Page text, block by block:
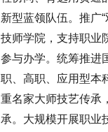
新型蓝领队伍。推广
技师学院，支持职业
参与办学。统筹推进
职、高职、应用型本
重名家大师技艺传承
承。大规模开展职业